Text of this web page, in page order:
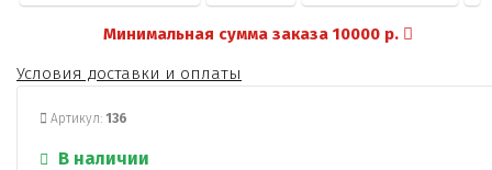
эмульгатор соевый лецитин
ароматизатор Сливки - молоко)
Минимальная сумма заказа 10000 р.
Условия доставки и оплаты
Артикул: 136
В наличии